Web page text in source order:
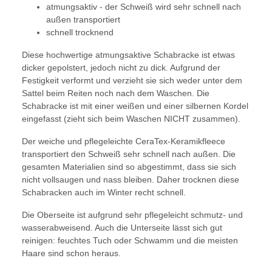
atmungsaktiv - der Schweiß wird sehr schnell nach
außen transportiert
schnell trocknend
Diese hochwertige atmungsaktive Schabracke ist etwas
dicker gepolstert, jedoch nicht zu dick. Aufgrund der
Festigkeit verformt und verzieht sie sich weder unter dem
Sattel beim Reiten noch nach dem Waschen. Die
Schabracke ist mit einer weißen und einer silbernen Kordel
eingefasst (zieht sich beim Waschen NICHT zusammen).
Der weiche und pflegeleichte CeraTex-Keramikfleece
transportiert den Schweiß sehr schnell nach außen. Die
gesamten Materialien sind so abgestimmt, dass sie sich
nicht vollsaugen und nass bleiben. Daher trocknen diese
Schabracken auch im Winter recht schnell.
Die Oberseite ist aufgrund sehr pflegeleicht schmutz- und
wasserabweisend. Auch die Unterseite lässt sich gut
reinigen: feuchtes Tuch oder Schwamm und die meisten
Haare sind schon heraus.